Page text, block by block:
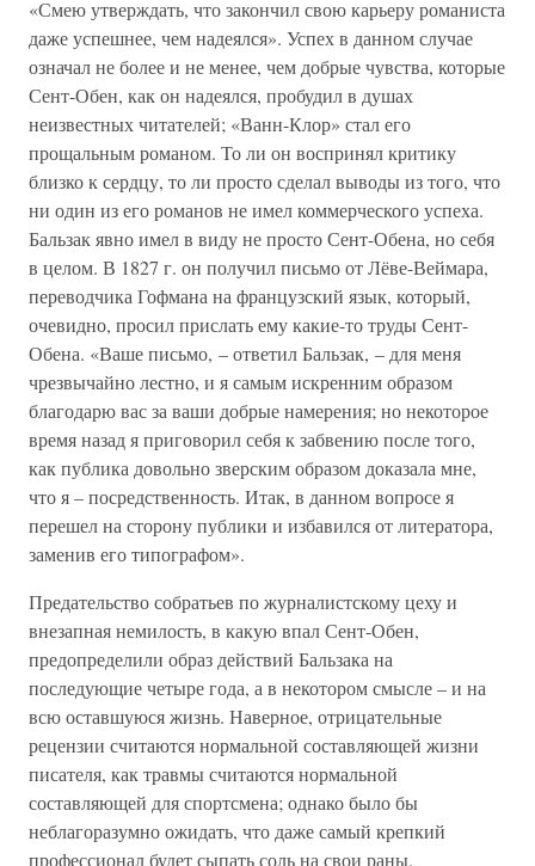
«Смею утверждать, что закончил свою карьеру романиста
даже успешнее, чем надеялся». Успех в данном случае
означал не более и не менее, чем добрые чувства, которые
Сент-Обен, как он надеялся, пробудил в душах
неизвестных читателей; «Ванн-Клор» стал его
прощальным романом. То ли он воспринял критику
близко к сердцу, то ли просто сделал выводы из того, что
ни один из его романов не имел коммерческого успеха.
Бальзак явно имел в виду не просто Сент-Обена, но себя
в целом. В 1827 г. он получил письмо от Лёве-Веймара,
переводчика Гофмана на французский язык, который,
очевидно, просил прислать ему какие-то труды Сент-
Обена. «Ваше письмо, – ответил Бальзак, – для меня
чрезвычайно лестно, и я самым искренним образом
благодарю вас за ваши добрые намерения; но некоторое
время назад я приговорил себя к забвению после того,
как публика довольно зверским образом доказала мне,
что я – посредственность. Итак, в данном вопросе я
перешел на сторону публики и избавился от литератора,
заменив его типографом».
Предательство собратьев по журналистскому цеху и
внезапная немилость, в какую впал Сент-Обен,
предопределили образ действий Бальзака на
последующие четыре года, а в некотором смысле – и на
всю оставшуюся жизнь. Наверное, отрицательные
рецензии считаются нормальной составляющей жизни
писателя, как травмы считаются нормальной
составляющей для спортсмена; однако было бы
неблагоразумно ожидать, что даже самый крепкий
профессионал будет сыпать соль на свои раны.